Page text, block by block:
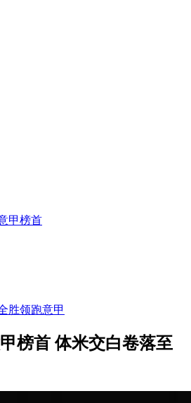
甲榜首
胜领跑意甲
榜首 体米交白卷落至